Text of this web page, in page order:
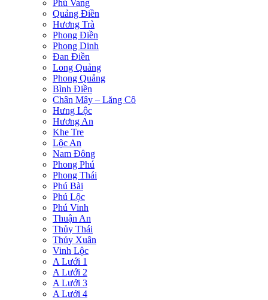
Phú Vang
Quảng Điền
Hương Trà
Phong Điền
Phong Dinh
Đan Điền
Long Quảng
Phong Quảng
Bình Điền
Chân Mây – Lăng Cô
Hưng Lộc
Hương An
Khe Tre
Lộc An
Nam Đông
Phong Phú
Phong Thái
Phú Bài
Phú Lộc
Phú Vinh
Thuận An
Thủy Thái
Thủy Xuân
Vinh Lộc
A Lưới 1
A Lưới 2
A Lưới 3
A Lưới 4